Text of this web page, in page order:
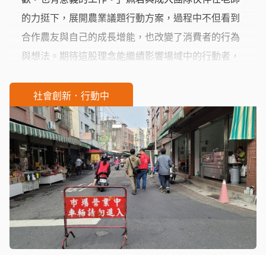
的力挺下，展開農業議題行動方案，過程中不但看到
合作農友與自己的成長增能，也改變了消費者的行為
與想法。期待這股理念能繼續影響場域中的行動者，
別有風韻的果實。
社會創新．行動中